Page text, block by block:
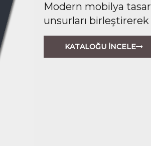
Modern mobilya
unsurları
KATALOĞU İNCELE